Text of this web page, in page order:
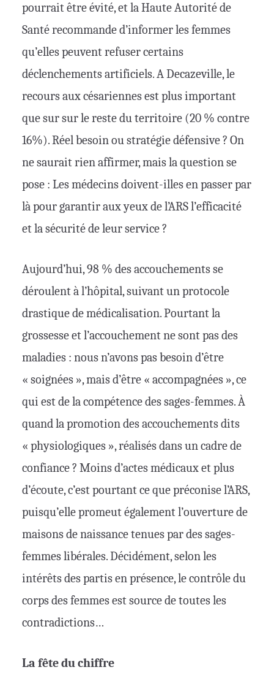
pourrait être évité, et la Haute Autorité de
Santé recommande d’informer les femmes
qu’elles peuvent refuser certains
déclenchements artificiels. A Decazeville, le
recours aux césariennes est plus important
que sur sur le reste du territoire (20 % contre
16%). Réel besoin ou stratégie défensive ? On
ne saurait rien affirmer, mais la question se
pose : Les médecins doivent-illes en passer par
là pour garantir aux yeux de l’ARS l’efficacité
et la sécurité de leur service ?
Aujourd’hui, 98 % des accouchements se
déroulent à l’hôpital, suivant un protocole
drastique de médicalisation. Pourtant la
grossesse et l’accouchement ne sont pas des
maladies : nous n’avons pas besoin d’être
« soignées », mais d’être « accompagnées », ce
qui est de la compétence des sages-femmes. À
quand la promotion des accouchements dits
« physiologiques », réalisés dans un cadre de
confiance ? Moins d’actes médicaux et plus
d’écoute, c’est pourtant ce que préconise l’ARS,
puisqu’elle promeut également l’ouverture de
maisons de naissance tenues par des sages-
femmes libérales. Décidément, selon les
intérêts des partis en présence, le contrôle du
corps des femmes est source de toutes les
contradictions…
La fête du chiffre